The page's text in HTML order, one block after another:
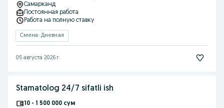
Самарканд
Постоянная работа
Работа на полную ставку
Смена: Дневная
05 августа 2026 г.
Stamatolog 24/7 sifatli ish
10 - 1 500 000 сум